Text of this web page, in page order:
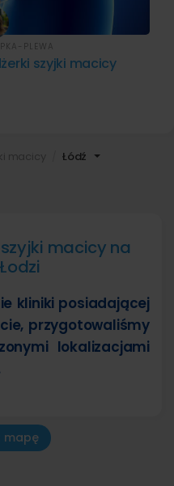
Łódź
szyjki macicy
PLEWA
macicy na
kliniki posiadającej
przygotowaliśmy
lokalizacjami
mapę